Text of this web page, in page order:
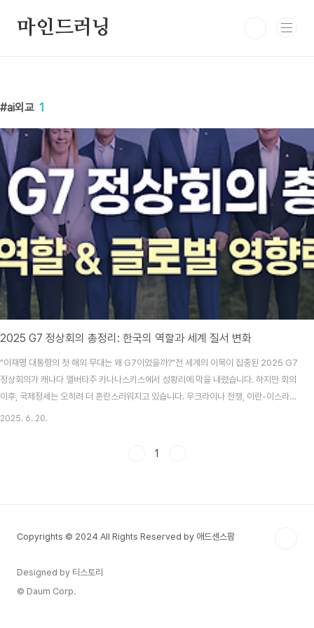
마인드러닝
ai외교 1
2025 G7 정상회의 총정리: 한국의 역할과 세계 질서 변화
"이재명 대통령의 첫 해외 무대는 왜 G7이었을까?"전 세계의 이목이 집중된 2025 G7
정상회의가 캐나다 앨버타주 카나나스키스에서 성황리에 막을 내렸습니다. 하지만 회의
이후, 국제정세는 오히려 더 혼란스러워지고 있습니다. 우크라이나 전쟁, 이란-이스라엘
갈등, 그리고 미국 트럼프의 회의 중 조기 귀국까지... 올해 G7은 단순한 회의가 아닌,
2025. 6. 20.
1
Copyrights © 2024 All Rights Reserved by 애드센스팜
Designed by 티스토리
© Daum Corp.